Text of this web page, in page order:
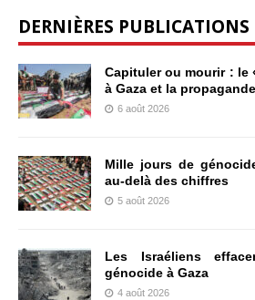
DERNIÈRES PUBLICATIONS
Capituler ou mourir : le
à Gaza et la
6 août 2026
Mille jours de
au-delà des chiffres
5 août 2026
Les Israéliens
génocide à Gaza
4 août 2026